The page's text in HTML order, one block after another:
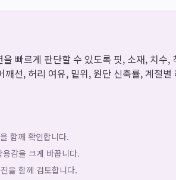
빠르게 판단할 수 있도록 핏, 소재, 치수,
선, 허리 여유, 밑위, 원단 신축률, 계절
함께 확인합니다.
감을 크게 바꿉니다.
을 함께 검토합니다.